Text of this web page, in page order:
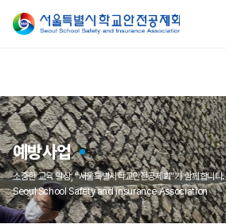
예방사업
소중한 교육 일상, “서울특별시학교안전공제회”가 함께합니다.
Seoul School Safety and insurance Association